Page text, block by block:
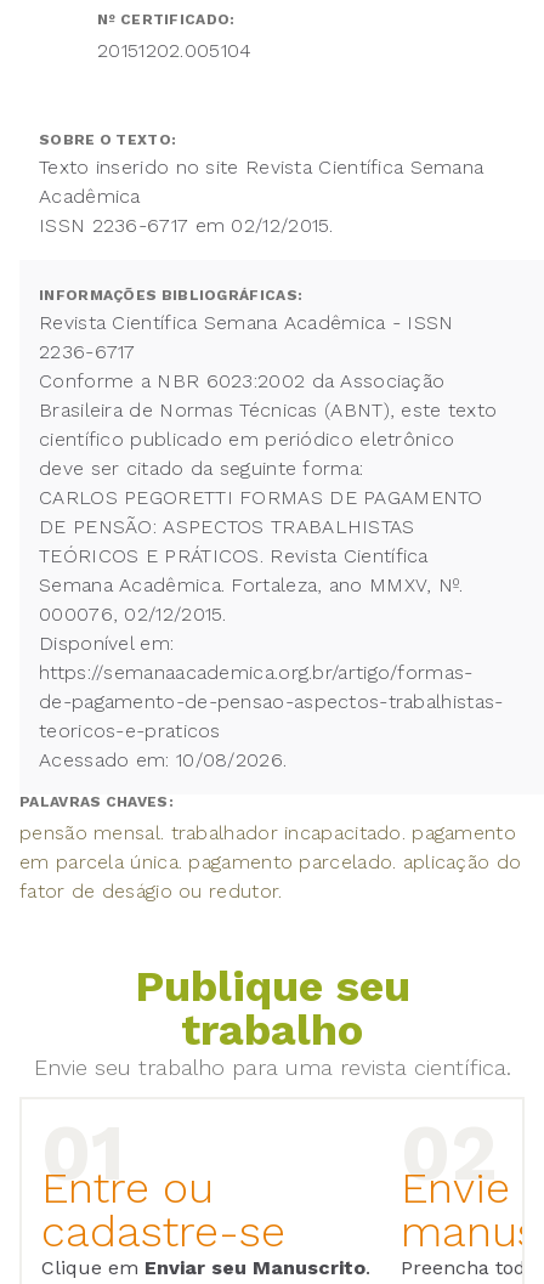
Nº CERTIFICADO:
20151202.005104
SOBRE O TEXTO:
Texto inserido no site Revista Científica Semana
Acadêmica
ISSN 2236-6717 em 02/12/2015.
INFORMAÇÕES BIBLIOGRÁFICAS:
Revista Científica Semana Acadêmica - ISSN
2236-6717
Conforme a NBR 6023:2002 da Associação
Brasileira de Normas Técnicas (ABNT), este texto
científico publicado em periódico eletrônico
deve ser citado da seguinte forma:
CARLOS PEGORETTI FORMAS DE PAGAMENTO
DE PENSÃO: ASPECTOS TRABALHISTAS
TEÓRICOS E PRÁTICOS. Revista Científica
Semana Acadêmica. Fortaleza, ano MMXV, Nº.
000076, 02/12/2015.
Disponível em:
https://semanaacademica.org.br/artigo/formas-
de-pagamento-de-pensao-aspectos-trabalhistas-
teoricos-e-praticos
Acessado em: 10/08/2026.
PALAVRAS CHAVES:
pensão mensal. trabalhador incapacitado. pagamento
em parcela única. pagamento parcelado. aplicação do
fator de deságio ou redutor.
Publique seu
trabalho
Envie seu trabalho para uma revista científica.
Entre ou
cadastre-se
Clique em Enviar seu Manuscrito.
Envie
Preencha